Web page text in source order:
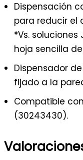
Dispensación
para reducir el
*Vs. soluciones
hoja sencilla
Dispensador
fijado a la
Compatible
(30243430).